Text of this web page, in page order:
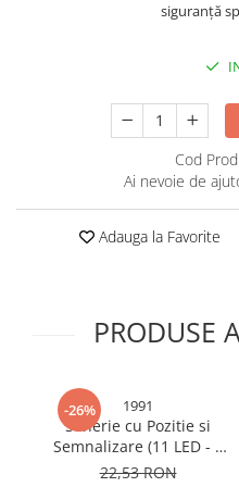
Maturi, Mopuri si galeti
Decoratiuni casa & sarbatori
Accesorii decorative
Mercerie
Accesorii corpuri de iluminat
Accesorii prize si
Aplice fatada
Aplice si plafoniere
siguranță
Cod
Ai nevoie de
Adauga la Favorite
PRODUSE
-26% 1991
Sonerie cu Pozitie si
Semnalizare (11 LED - 8
MELODII)
22,53 RON